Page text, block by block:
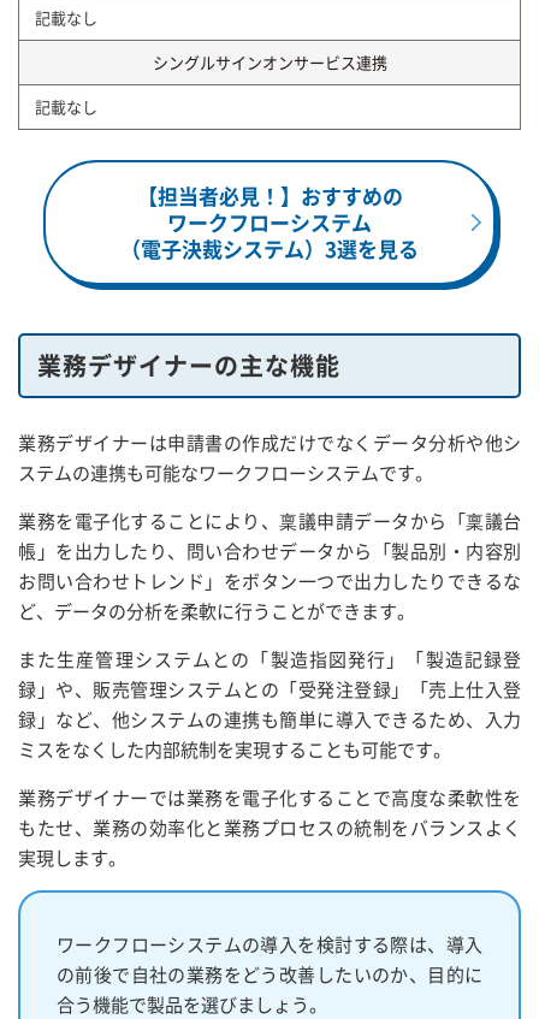
記載なし
シングルサインオンサービス連携
記載なし
【担当者必見！】おすすめの
ワークフローシステム
（電子決裁システム）3選を見る
業務デザイナーの主な機能
業務デザイナーは申請書の作成だけでなくデータ分析や他シ
ステムの連携も可能なワークフローシステムです。
業務を電子化することにより、稟議申請データから「稟議台
帳」を出力したり、問い合わせデータから「製品別・内容別
お問い合わせトレンド」をボタン一つで出力したりできるな
ど、データの分析を柔軟に行うことができます。
また生産管理システムとの「製造指図発行」「製造記録登
録」や、販売管理システムとの「受発注登録」「売上仕入登
録」など、他システムの連携も簡単に導入できるため、入力
ミスをなくした内部統制を実現することも可能です。
業務デザイナーでは業務を電子化することで高度な柔軟性を
もたせ、業務の効率化と業務プロセスの統制をバランスよく
実現します。
ワークフローシステムの導入を検討する際は、導入
の前後で自社の業務をどう改善したいのか、目的に
合う機能で製品を選びましょう。